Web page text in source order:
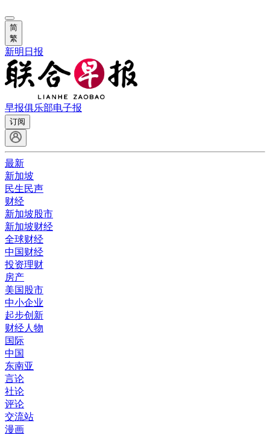
简
繁
新明日报
早报俱乐部电子报
订阅
最新
新加坡
民生民声
财经
新加坡股市
新加坡财经
全球财经
中国财经
投资理财
房产
美国股市
中小企业
起步创新
财经人物
国际
中国
东南亚
言论
社论
评论
交流站
漫画